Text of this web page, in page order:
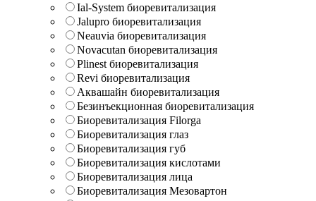
Ial-System биоревитализация
Jalupro биоревитализация
Neauvia биоревитализация
Novacutan биоревитализация
Plinest биоревитализация
Revi биоревитализация
Аквашайн биоревитализация
Безинъекционная биоревитализация
Биоревитализация Filorga
Биоревитализация глаз
Биоревитализация губ
Биоревитализация кислотами
Биоревитализация лица
Биоревитализация Мезовартон